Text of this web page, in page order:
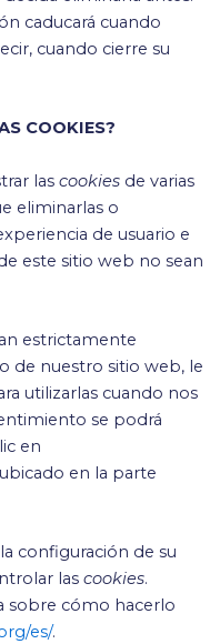
caducará cuando
cuando cierre su
COOKIES?
las cookies de varias
eliminarlas o
de usuario e
este sitio web no sean
estrictamente
de nuestro sitio web, le
utilizarlas cuando nos
se podrá
en
en la parte
configuración de su
las cookies.
sobre cómo hacerlo
es/.